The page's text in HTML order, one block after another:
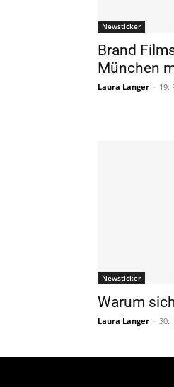
Newsticker
Brand
München
Laura Langer - 19.
Newsticker
Warum
Laura Langer - 30.